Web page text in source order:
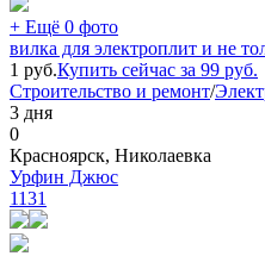
+ Ещё 0 фото
вилка для электроплит и не
1 руб.Купить сейчас за 99 руб.
Строительство и ремонт/
3 дня
0
Красноярск, Николаевка
Урфин Джюс
1131